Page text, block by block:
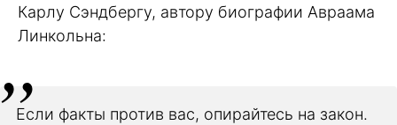
Карлу Сэндбергу, автору биографии Авраама
Линкольна:
Если факты против вас, опирайтесь на закон.